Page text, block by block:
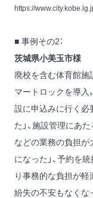
https://
■ 事例その2：
茨城県小美玉市様
廃校を含む体育館施
マートロックを導入
設に申込みに行く必
た」、施設管理にあ
などの業務の負担が
になった」、予約を
り事務的な負担が軽
紛失の不安もなくな